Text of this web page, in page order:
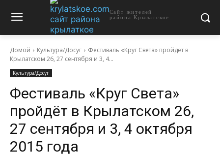
Сайт жителей
района Крылатское
Домой Культура/Досуг
Фестиваль «Круг Света» пройдёт в
Крылатском 26, 27 сентября и 3, 4...
Культура/Досуг
Фестиваль «Круг Света»
пройдёт в Крылатском 26,
27 сентября и 3, 4 октября
2015 года